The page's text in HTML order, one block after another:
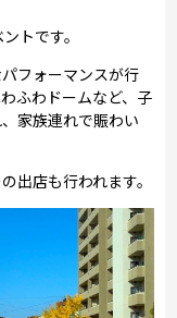
トです。
フォーマンスが行
ふわドームなど、子
家族連れで賑わい
出店も行われます。